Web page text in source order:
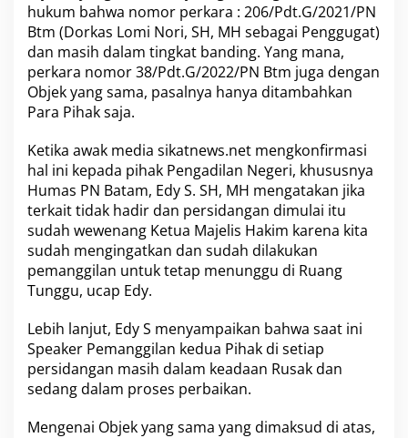
n
g
hukum bahwa nomor perkara : 206/Pdt.G/2021/PN
Btm (Dorkas Lomi Nori, SH, MH sebagai Penggugat)
dan masih dalam tingkat banding. Yang mana,
perkara nomor 38/Pdt.G/2022/PN Btm juga dengan
Objek yang sama, pasalnya hanya ditambahkan
Para Pihak saja.
Ketika awak media sikatnews.net mengkonfirmasi
hal ini kepada pihak Pengadilan Negeri, khususnya
Humas PN Batam, Edy S. SH, MH mengatakan jika
terkait tidak hadir dan persidangan dimulai itu
sudah wewenang Ketua Majelis Hakim karena kita
sudah mengingatkan dan sudah dilakukan
pemanggilan untuk tetap menunggu di Ruang
Tunggu, ucap Edy.
Lebih lanjut, Edy S menyampaikan bahwa saat ini
Speaker Pemanggilan kedua Pihak di setiap
persidangan masih dalam keadaan Rusak dan
sedang dalam proses perbaikan.
Mengenai Objek yang sama yang dimaksud di atas,